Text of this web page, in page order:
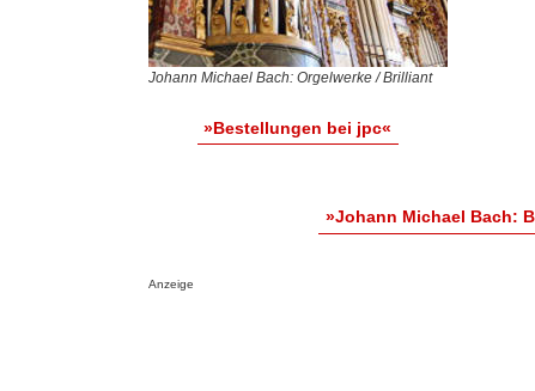
Johann Michael Bach: Orgelwerke / Brilliant
»Bestellungen bei jpc«
»Johann Michael Bach:
Anzeige